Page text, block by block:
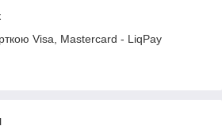
Visa, Mastercard - LiqPay